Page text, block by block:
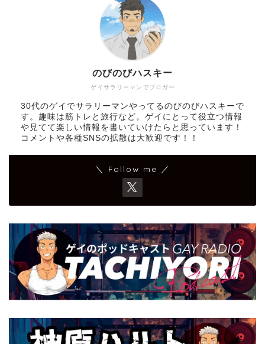
ゲイサラリーマンでブロガー
のびのびハスキー
30代のゲイでサラリーマンやってるのびのびハスキーで
す。趣味は筋トレと旅行など。ゲイにとって役立つ情報
や見てて楽しい情報を書いていけたらと思っています！
コメントや各種SNSの拡散は大歓迎です！！
＼ Follow me ／